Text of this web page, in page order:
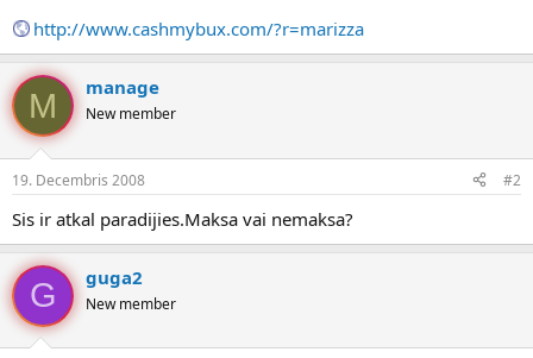
ā
c
ē
j
s
http://www.cashmybux.com/?r=marizza
M manage
New member
19. Decembris 2008 #2
Sis ir atkal paradijies.Maksa vai nemaksa?
G guga2
New member